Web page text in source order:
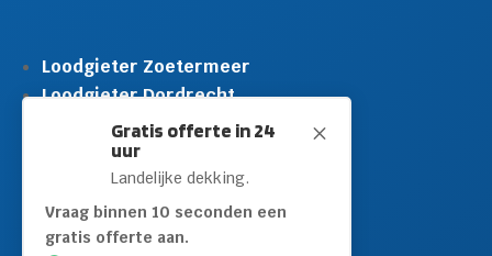
M
Gratis offerte in 24
uur
Landelijke dekking.
Vraag binnen 10 seconden een
gratis offerte aan.
Loodgieter Zoetermeer
Loodgieter Dordrecht
Loodgieter Rijswijk
Loodgieter Schiedam
Loodgieter Leidschendam
Loodgieter Hilversum